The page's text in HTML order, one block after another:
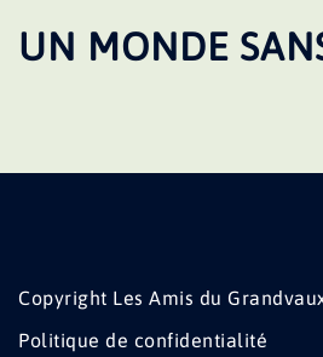
UN MONDE
Copyright Les Amis du
Politique de confidentialité